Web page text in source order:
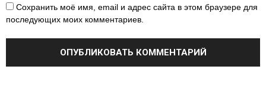
Сохранить моё имя, email и адрес сайта в этом браузере для
последующих моих комментариев.